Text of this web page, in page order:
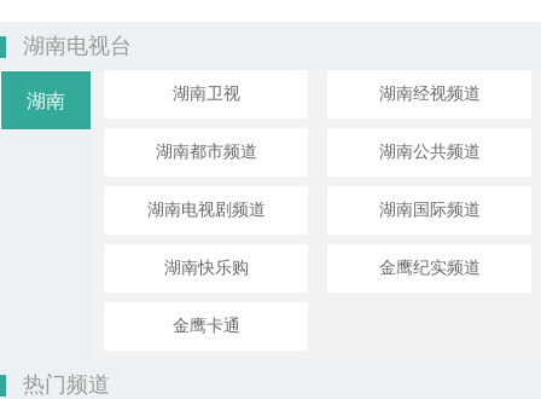
湖南电视台
湖南 湖南卫视 湖南经视频道
湖南都市频道 湖南公共频道
湖南电视剧频道 湖南国际频道
湖南快乐购 金鹰纪实频道
金鹰卡通
热门频道